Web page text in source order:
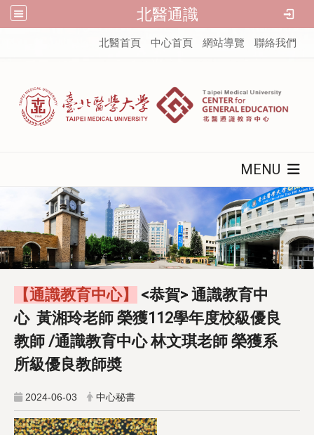
北醫通識
北醫首頁 中心首頁 網站導覽 聯絡我們
MENU
【通識教育中心】
<恭賀> 通識教育中
心 黃湘玲老師 榮獲112學年度校級優良
教師 /通識教育中心 林文琪老師 榮獲系
所級優良教師奬
2024-06-03 中心秘書